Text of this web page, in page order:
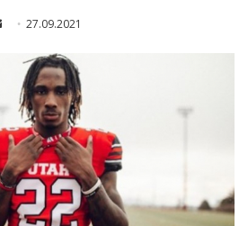
Send
email
27.09.2021